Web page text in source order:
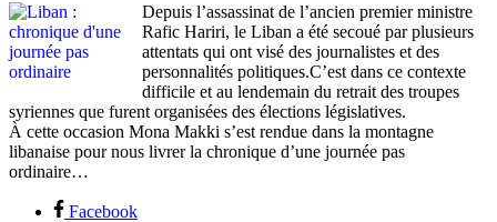
Depuis l’assassinat de l’ancien premier ministre
Rafic Hariri, le Liban a été secoué par plusieurs
attentats qui ont visé des journalistes et des
personnalités politiques.C’est dans ce contexte
difficile et au lendemain du retrait des troupes
syriennes que furent organisées des élections législatives.
À cette occasion Mona Makki s’est rendue dans la montagne
libanaise pour nous livrer la chronique d’une journée pas
ordinaire…
Facebook